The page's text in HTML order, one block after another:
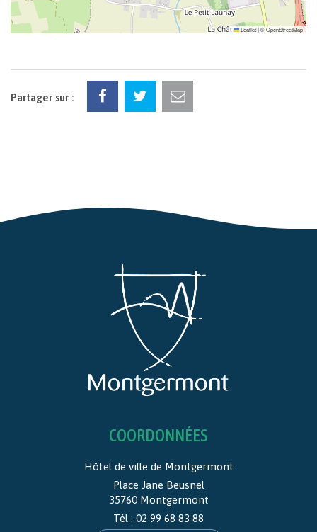
Leaflet|©OpenStreetMap
Partager sur :
COORDONNÉES
Hôtel de ville de Montgermont
Place Jane Beusnel
35760 Montgermont
Tél : 02 99 68 83 88